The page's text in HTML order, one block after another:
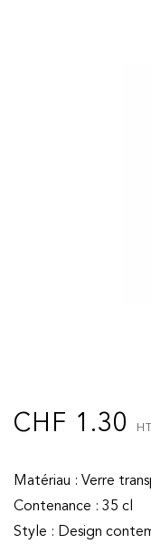
CHF 1.30 HT
Matériau : Verre
Contenance : 35 cl
Style : Design